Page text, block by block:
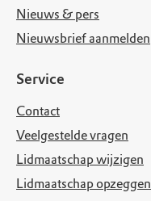
Nieuws & pers
Nieuwsbrief aanmelden
Service
Contact
Veelgestelde vragen
Lidmaatschap wijzigen
Lidmaatschap opzeggen